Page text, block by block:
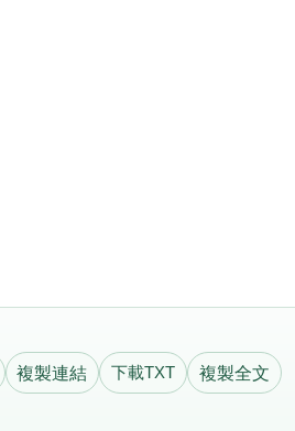
複製連結 下載TXT 複製全文